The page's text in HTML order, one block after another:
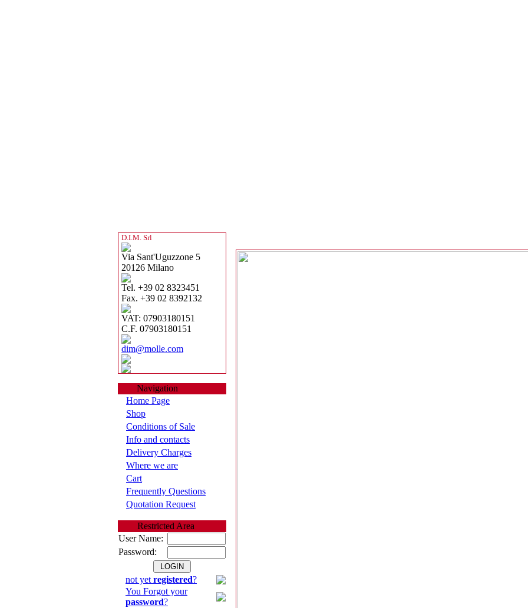
D.I.M. Srl
Via Sant'Uguzzone 5
20126 Milano
Tel. +39 02 8323451
Fax. +39 02 8392132
VAT: 07903180151
C.F. 07903180151
dim@molle.com
Navigation
Home Page
Shop
Conditions of Sale
Info and contacts
Delivery Charges
Where we are
Cart
Frequently Questions
Quotation Request
Restricted Area
User Name:
Password:
not yet registered?
You Forgot your
password?